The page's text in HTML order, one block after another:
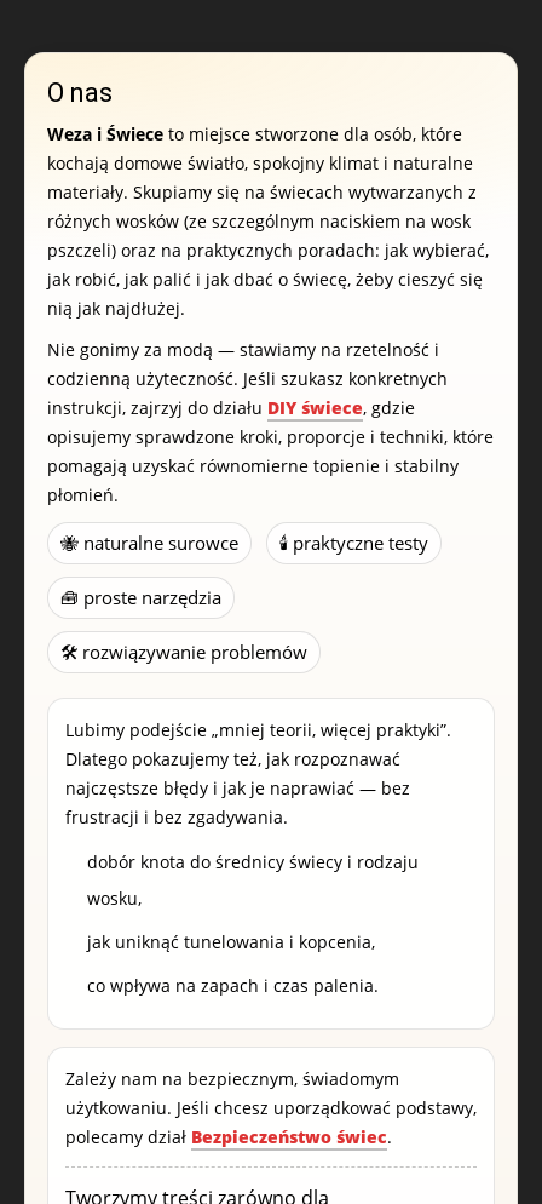
O nas
Weza i Świece to miejsce stworzone dla osób, które
kochają domowe światło, spokojny klimat i naturalne
materiały. Skupiamy się na świecach wytwarzanych z
różnych wosków (ze szczególnym naciskiem na wosk
pszczeli) oraz na praktycznych poradach: jak wybierać,
jak robić, jak palić i jak dbać o świecę, żeby cieszyć się
nią jak najdłużej.
Nie gonimy za modą — stawiamy na rzetelność i
codzienną użyteczność. Jeśli szukasz konkretnych
instrukcji, zajrzyj do działu DIY świece, gdzie
opisujemy sprawdzone kroki, proporcje i techniki, które
pomagają uzyskać równomierne topienie i stabilny
płomień.
🐝 naturalne surowce 🕯️ praktyczne testy
🧰 proste narzędzia
🛠️ rozwiązywanie problemów
Lubimy podejście „mniej teorii, więcej praktyki”.
Dlatego pokazujemy też, jak rozpoznawać
najczęstsze błędy i jak je naprawiać — bez
frustracji i bez zgadywania.
dobór knota do średnicy świecy i rodzaju
wosku,
jak uniknąć tunelowania i kopcenia,
co wpływa na zapach i czas palenia.
Zależy nam na bezpiecznym, świadomym
użytkowaniu. Jeśli chcesz uporządkować podstawy,
polecamy dział Bezpieczeństwo świec.
Tworzymy treści zarówno dla